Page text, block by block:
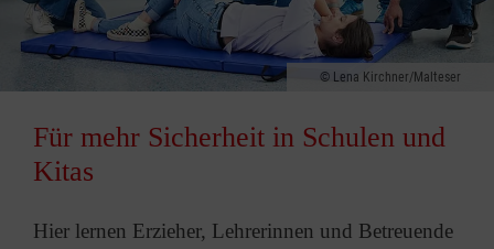
Lena Kirchner/Malteser
Für mehr Sicherheit in Schulen und
Kitas
Hier lernen Erzieher, Lehrerinnen und Betreuende